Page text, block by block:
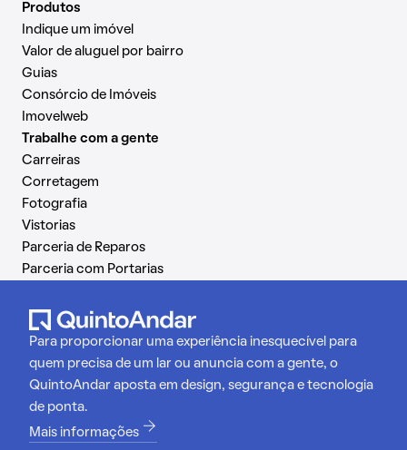
Produtos
Indique um imóvel
Valor de aluguel por bairro
Guias
Consórcio de Imóveis
Imovelweb
Trabalhe com a gente
Carreiras
Corretagem
Fotografia
Vistorias
Parceria de Reparos
Parceria com Portarias
Para proporcionar uma experiência inesquecível para
quem precisa de um lar ou anuncia com a gente, o
QuintoAndar aposta em design, segurança e tecnologia
de ponta.
Mais informações